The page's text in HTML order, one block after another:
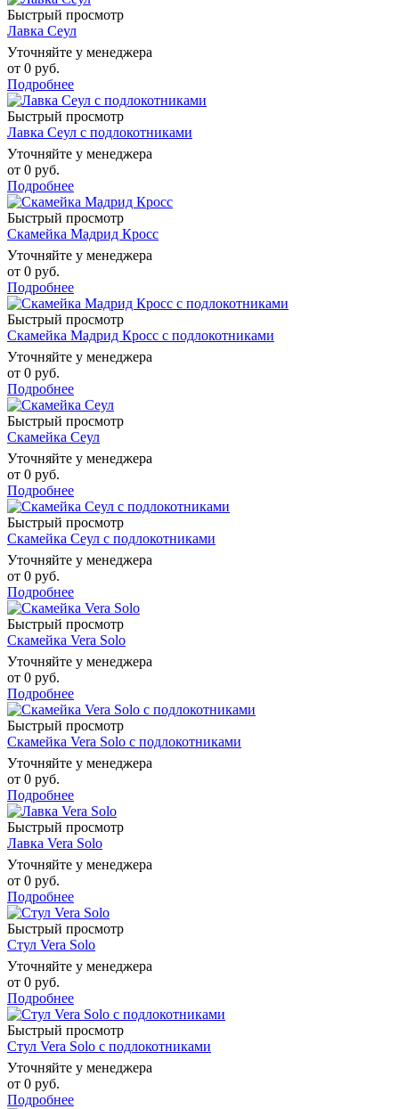
Быстрый просмотр
Лавка Сеул
Уточняйте у менеджера
от 0 руб.
Подробнее
Быстрый просмотр
Лавка Сеул с подлокотниками
Уточняйте у менеджера
от 0 руб.
Подробнее
Быстрый просмотр
Скамейка Мадрид Кросс
Уточняйте у менеджера
от 0 руб.
Подробнее
Быстрый просмотр
Скамейка Мадрид Кросс с подлокотниками
Уточняйте у менеджера
от 0 руб.
Подробнее
Быстрый просмотр
Скамейка Сеул
Уточняйте у менеджера
от 0 руб.
Подробнее
Быстрый просмотр
Скамейка Сеул с подлокотниками
Уточняйте у менеджера
от 0 руб.
Подробнее
Быстрый просмотр
Скамейка Vera Solo
Уточняйте у менеджера
от 0 руб.
Подробнее
Быстрый просмотр
Скамейка Vera Solo с подлокотниками
Уточняйте у менеджера
от 0 руб.
Подробнее
Быстрый просмотр
Лавка Vera Solo
Уточняйте у менеджера
от 0 руб.
Подробнее
Быстрый просмотр
Стул Vera Solo
Уточняйте у менеджера
от 0 руб.
Подробнее
Быстрый просмотр
Стул Vera Solo с подлокотниками
Уточняйте у менеджера
от 0 руб.
Подробнее